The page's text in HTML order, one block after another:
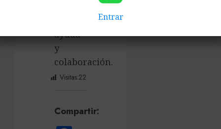
Agradecemos
ayuda
y
colaboración.
Visitas:22
Compartir:
Entrar